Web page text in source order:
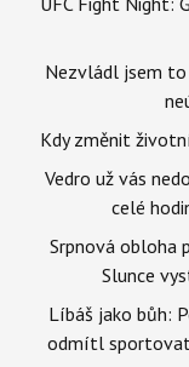
Nezvládl jsem to
Kdy změnit
Vedro už vás
celé
Srpnová obloha
Slunce
Líbáš jako bůh:
odmítl